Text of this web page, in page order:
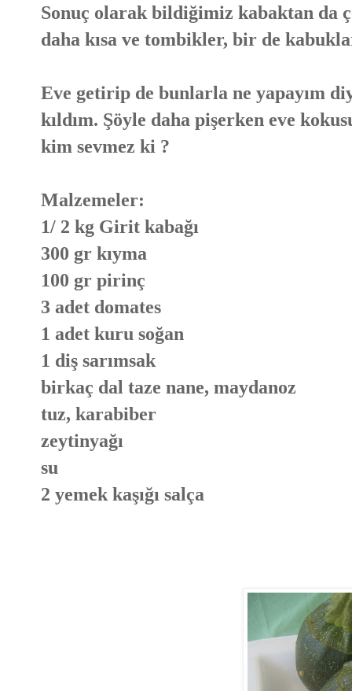
Sonuç olarak bildiğimiz kabaktan da
daha kısa ve tombikler, bir de
Eve getirip de bunlarla ne yapayım
kıldım. Şöyle daha pişerken eve
kim sevmez ki ?
Malzemeler:
1/ 2 kg Girit kabağı
300 gr kıyma
100 gr pirinç
3 adet domates
1 adet kuru soğan
1 diş sarımsak
birkaç dal taze nane, maydanoz
tuz, karabiber
zeytinyağı
su
2 yemek kaşığı salça